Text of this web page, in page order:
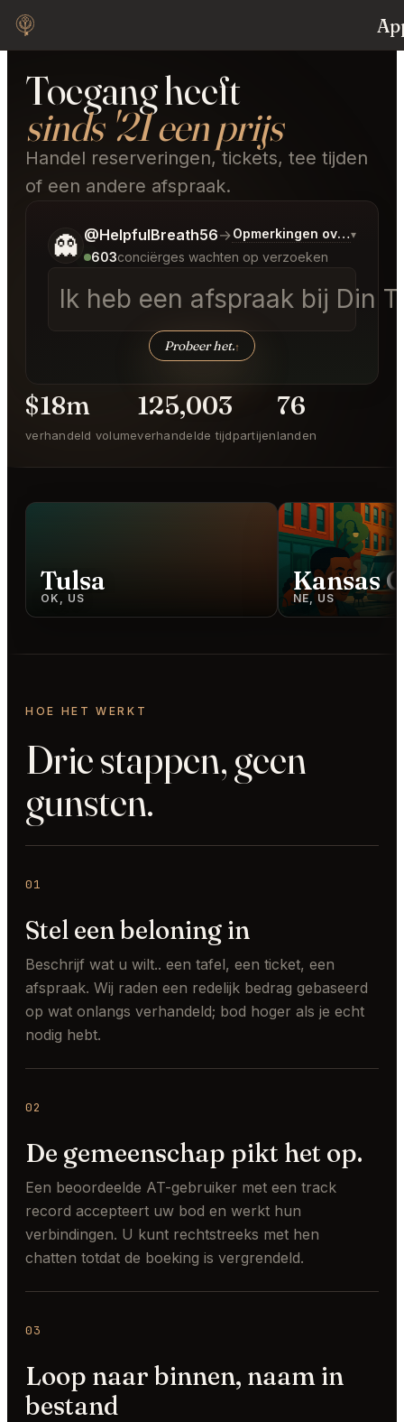
Toegang heeft
sinds '21 een prijs
Handel reserveringen, tickets, tee tijden
of een andere afspraak.
👻 @HelpfulBreath56→Opmerkingen over▾
603conciërges wachten op verzoeken
Ik heb een afspraak bij Din
Probeer het.↑
Vertel me wat je wilt.
$18m
verhandeld volume
125,003
verhandelde tijdpartijen
76
landen
Tulsa
OK, US
Kansas
NE, US
HOE HET WERKT
Drie stappen, geen
gunsten.
01
Stel een beloning in
Beschrijf wat u wilt.. een tafel, een ticket, een
afspraak. Wij raden een redelijk bedrag gebaseerd
op wat onlangs verhandeld; bod hoger als je echt
nodig hebt.
02
De gemeenschap pikt het op.
Een beoordeelde AT-gebruiker met een track
record accepteert uw bod en werkt hun
verbindingen. U kunt rechtstreeks met hen
chatten totdat de boeking is vergrendeld.
03
Loop naar binnen, naam in
bestand